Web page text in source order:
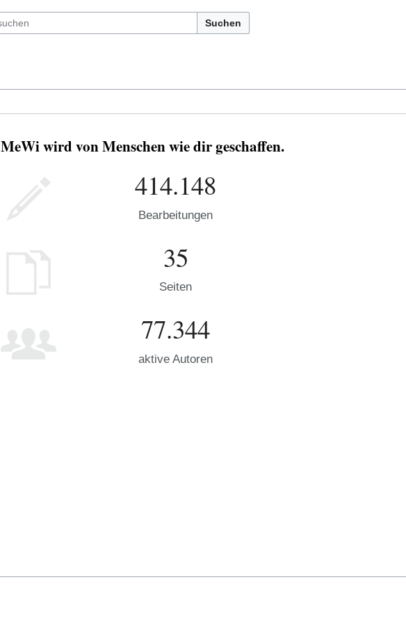
Suchen
MeWi wird von Menschen wie dir geschaffen.
414.148
Bearbeitungen
35
Seiten
77.344
aktive Autoren